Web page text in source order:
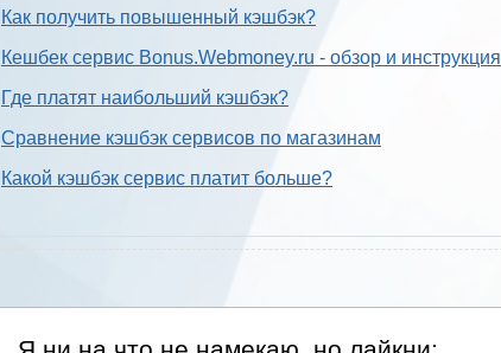
Как получить повышенный кэшбэк?
Кешбек сервис Bonus.Webmoney.ru - обзор и инструкция
Где платят наибольший кэшбэк?
Сравнение кэшбэк сервисов по магазинам
Какой кэшбэк сервис платит больше?